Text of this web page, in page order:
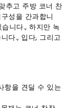
추고 주방 코너 찬
성을 간과합니
니다., 하지만 녹
다., 입다, 그리고
항을 견딜 수 있는